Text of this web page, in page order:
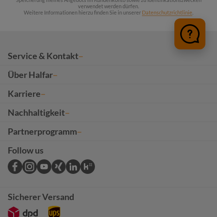
verwendet werden dürfen.
Weitere Informationen hierzu finden Sie in unserer Datenschutzrichtlinie
Service & Kontakt
Über Halfar
Karriere
Nachhaltigkeit
Partnerprogramm
Follow us
Sicherer Versand